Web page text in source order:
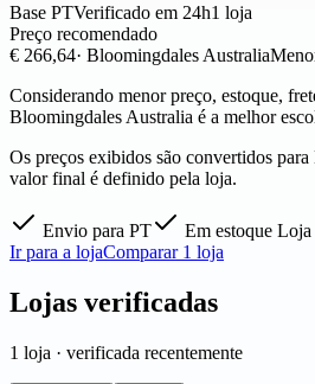
Base PTVerificado em 24h1 loja
Preço recomendado
€ 266,64· Bloomingdales Australia
Considerando menor preço, estoque,
Bloomingdales Australia é a melhor
Os preços exibidos são convertidos
valor final é definido pela loja.
Envio para PT Em estoque Loja
Ir para a lojaComparar 1 loja
Lojas verificadas
1 loja · verificada recentemente